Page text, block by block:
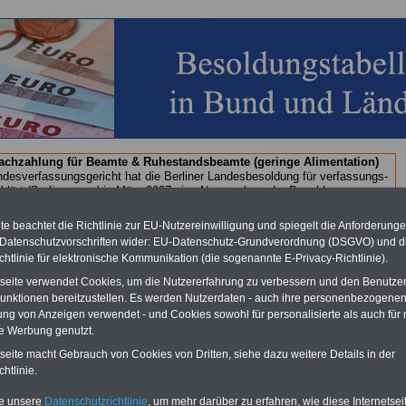
für Beamte & Ruhestandsbeamte (geringe Alimentation)
hat die Berliner Landesbesoldung für verfassungs-
(Berlin muss bisMärz 2027 eine Neuregelung der Besoldung
(Medienberichten zufolge liegt diese für alle (!) Beamte
mind. 3.000 und 13.000 Euro, Der INFO-SERVICE gibt hierzu eine
heraus, die unmittelbar nach dem Beschluss des Gesetzentwurfs der
vorgelegt wird (wahrscheinlich im Quartal.2026 >>>
zur
der Broschüre.
Hessisches Besoldungsgesetz (HBesG) - Übersicht
Für nur 10,00 Euro bei einer Laufzeit
beachtet die Richtlinie zur EU-Nutzereinwilligung und spiegelt die
wider: EU-Datenschutz-Grundverordnung (DSGVO) und
für elektronische Kommunikation (die sogenannte E-Privacy-Richtlinie).
verwendet Cookies, um die Nutzererfahrung zu verbessern und den
bereitzustellen. Es werden Nutzerdaten - auch ihre
von Anzeigen verwendet - und Cookies sowohl für personalisierte als auch für
Werbung genutzt.
macht Gebrauch von Cookies von Dritten, siehe dazu weitere Details in der
unsere Datenschutzrichtlinie, um mehr darüber zu erfahren, wie diese